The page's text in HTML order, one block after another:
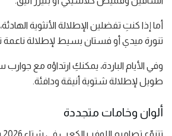
أما إذا كنتِ تفضلين الإطلالة الأنثوية
تنورة ميدي أو فستان بسيط لإطلالة ناعمة
وفي الأيام الباردة، يمكنكِ ارتداؤه مع
طويل لإطلالة شتوية أنيقة ودافئة.
ألوان وخامات متجددة